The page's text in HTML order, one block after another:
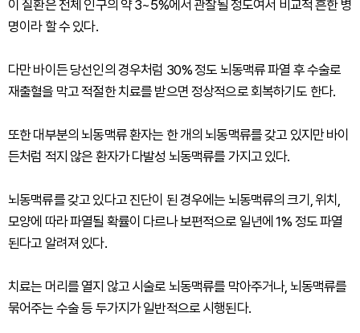
이 질환은 전체 인구의 약 3~5%에서 관찰될 정도여서 비교적 흔한 병
명이라 할 수 있다.
다만 바이든 당선인의 경우처럼 30% 정도 뇌동맥류 파열 후 수술로
재출혈을 막고 적절한 치료를 받으면 정상적으로 회복하기도 한다.
또한 대부분의 뇌동맥류 환자는 한 개의 뇌동맥류를 갖고 있지만 바이
든처럼 적지 않은 환자가 다발성 뇌동맥류를 가지고 있다.
뇌동맥류를 갖고 있다고 진단이 된 경우에는 뇌동맥류의 크기, 위치,
모양에 따라 파열될 확률이 다르나 보편적으로 일년에 1% 정도 파열
된다고 알려져 있다.
치료는 머리를 열지 않고 시술로 뇌동맥류를 막아주거나, 뇌동맥류를
묶어주는 수술 등 두가지가 일반적으로 시행된다.